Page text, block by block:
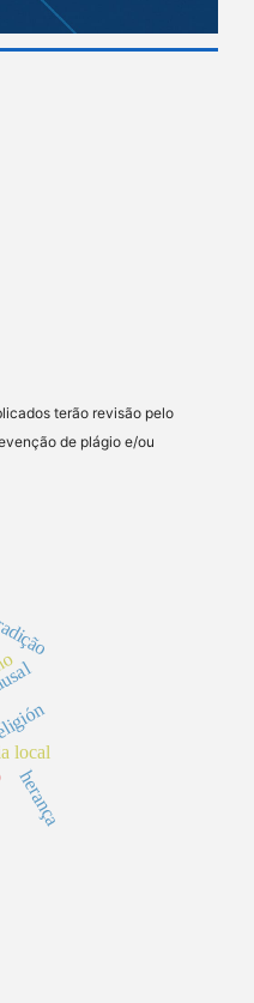
terão revisão pelo
de plágio e/ou
local
herança